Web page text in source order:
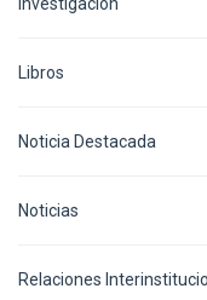
Investigación
Libros
Noticia Destacada
Noticias
Relaciones